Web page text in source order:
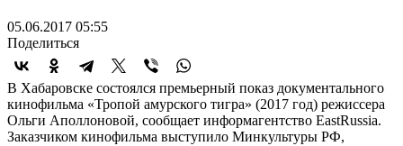
05.06.2017 05:55
Поделиться
В Хабаровске состоялся премьерный показ документального
кинофильма «Тропой амурского тигра» (2017 год) режиссера
Ольги Аполлоновой, сообщает информагентство EastRussia.
Заказчиком кинофильма выступило Минкультуры РФ,